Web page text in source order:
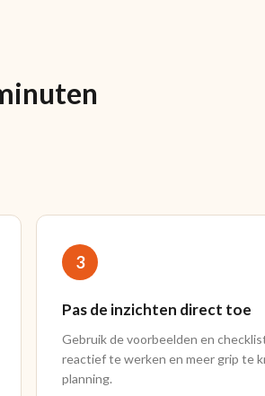
3
Pas de inzichten direct toe
Gebruik de voorbeelden en
reactief te werken en meer grip te
planning.